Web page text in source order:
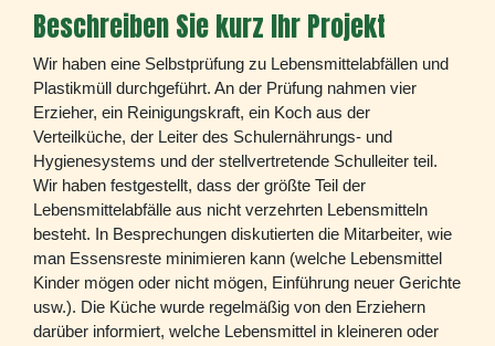
Beschreiben Sie kurz Ihr Projekt
Wir haben eine Selbstprüfung zu Lebensmittelabfällen und
Plastikmüll durchgeführt. An der Prüfung nahmen vier
Erzieher, ein Reinigungskraft, ein Koch aus der
Verteilküche, der Leiter des Schulernährungs- und
Hygienesystems und der stellvertretende Schulleiter teil.
Wir haben festgestellt, dass der größte Teil der
Lebensmittelabfälle aus nicht verzehrten Lebensmitteln
besteht. In Besprechungen diskutierten die Mitarbeiter, wie
man Essensreste minimieren kann (welche Lebensmittel
Kinder mögen oder nicht mögen, Einführung neuer Gerichte
usw.). Die Küche wurde regelmäßig von den Erziehern
darüber informiert, welche Lebensmittel in kleineren oder